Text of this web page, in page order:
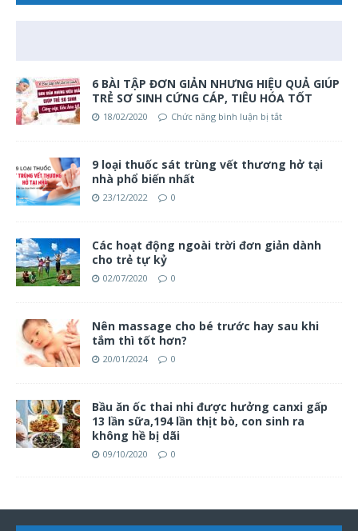
6 BÀI TẬP ĐƠN GIẢN NHƯNG HIỆU QUẢ GIÚP
TRẺ SƠ SINH CỨNG CÁP, TIÊU HÓA TỐT
18/02/2020 Chức năng bình luận bị tắt
9 loại thuốc sát trùng vết thương hở tại
nhà phổ biến nhất
23/12/2022 0
Các hoạt động ngoài trời đơn giản dành
cho trẻ tự kỷ
02/07/2020 0
Nên massage cho bé trước hay sau khi
tắm thì tốt hơn?
20/01/2024 0
Bầu ăn ốc thai nhi được hưởng canxi gấp
13 lần sữa,194 lần thịt bò, con sinh ra
không hề bị dãi
09/10/2020 0